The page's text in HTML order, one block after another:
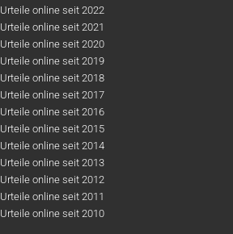
Urteile online seit 2022
Urteile online seit 2021
Urteile online seit 2020
Urteile online seit 2019
Urteile online seit 2018
Urteile online seit 2017
Urteile online seit 2016
Urteile online seit 2015
Urteile online seit 2014
Urteile online seit 2013
Urteile online seit 2012
Urteile online seit 2011
Urteile online seit 2010